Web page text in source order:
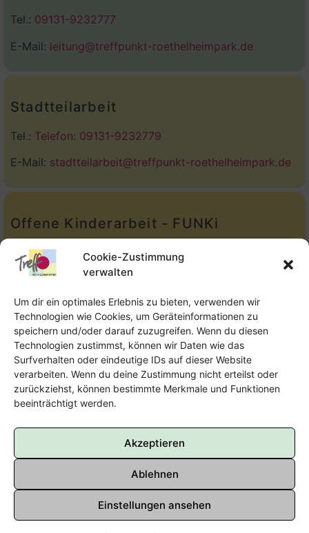
Cookie-Zustimmung
verwalten
Um dir ein optimales Erlebnis zu bieten, verwenden wir
Technologien wie Cookies, um Geräteinformationen zu
speichern und/oder darauf zuzugreifen. Wenn du diesen
Technologien zustimmst, können wir Daten wie das
Surfverhalten oder eindeutige IDs auf dieser Website
verarbeiten. Wenn du deine Zustimmung nicht erteilst oder
zurückziehst, können bestimmte Merkmale und Funktionen
beeinträchtigt werden.
Akzeptieren
Ablehnen
Einstellungen ansehen
Tel.: 09131-9232777
E-Mail: leitung@treffpunkt-roethelheimpark.de
Stadtteilarbeit
Tel.: Telefon: 09131-9232779
E-Mail: stadtteilarbeit@treffpunkt-roethelheimpark.de
Offene Kinderarbeit - FUNKi
Tel.:Telefon: 09131-610749
E-Mail:oka@treffpunkt-roethelheimpark.de
Offene Jugendarbeit - Easthouse
Tel:
09131–302259
E-Mail:oja@treffpunkt-roethelheimpark.de